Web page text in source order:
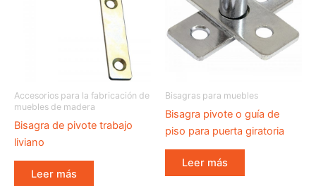
Accesorios para la fabricación de
muebles de madera
Bisagra de pivote trabajo
liviano
Leer más
Bisagras para muebles
Bisagra pivote o guía de
piso para puerta giratoria
Leer más